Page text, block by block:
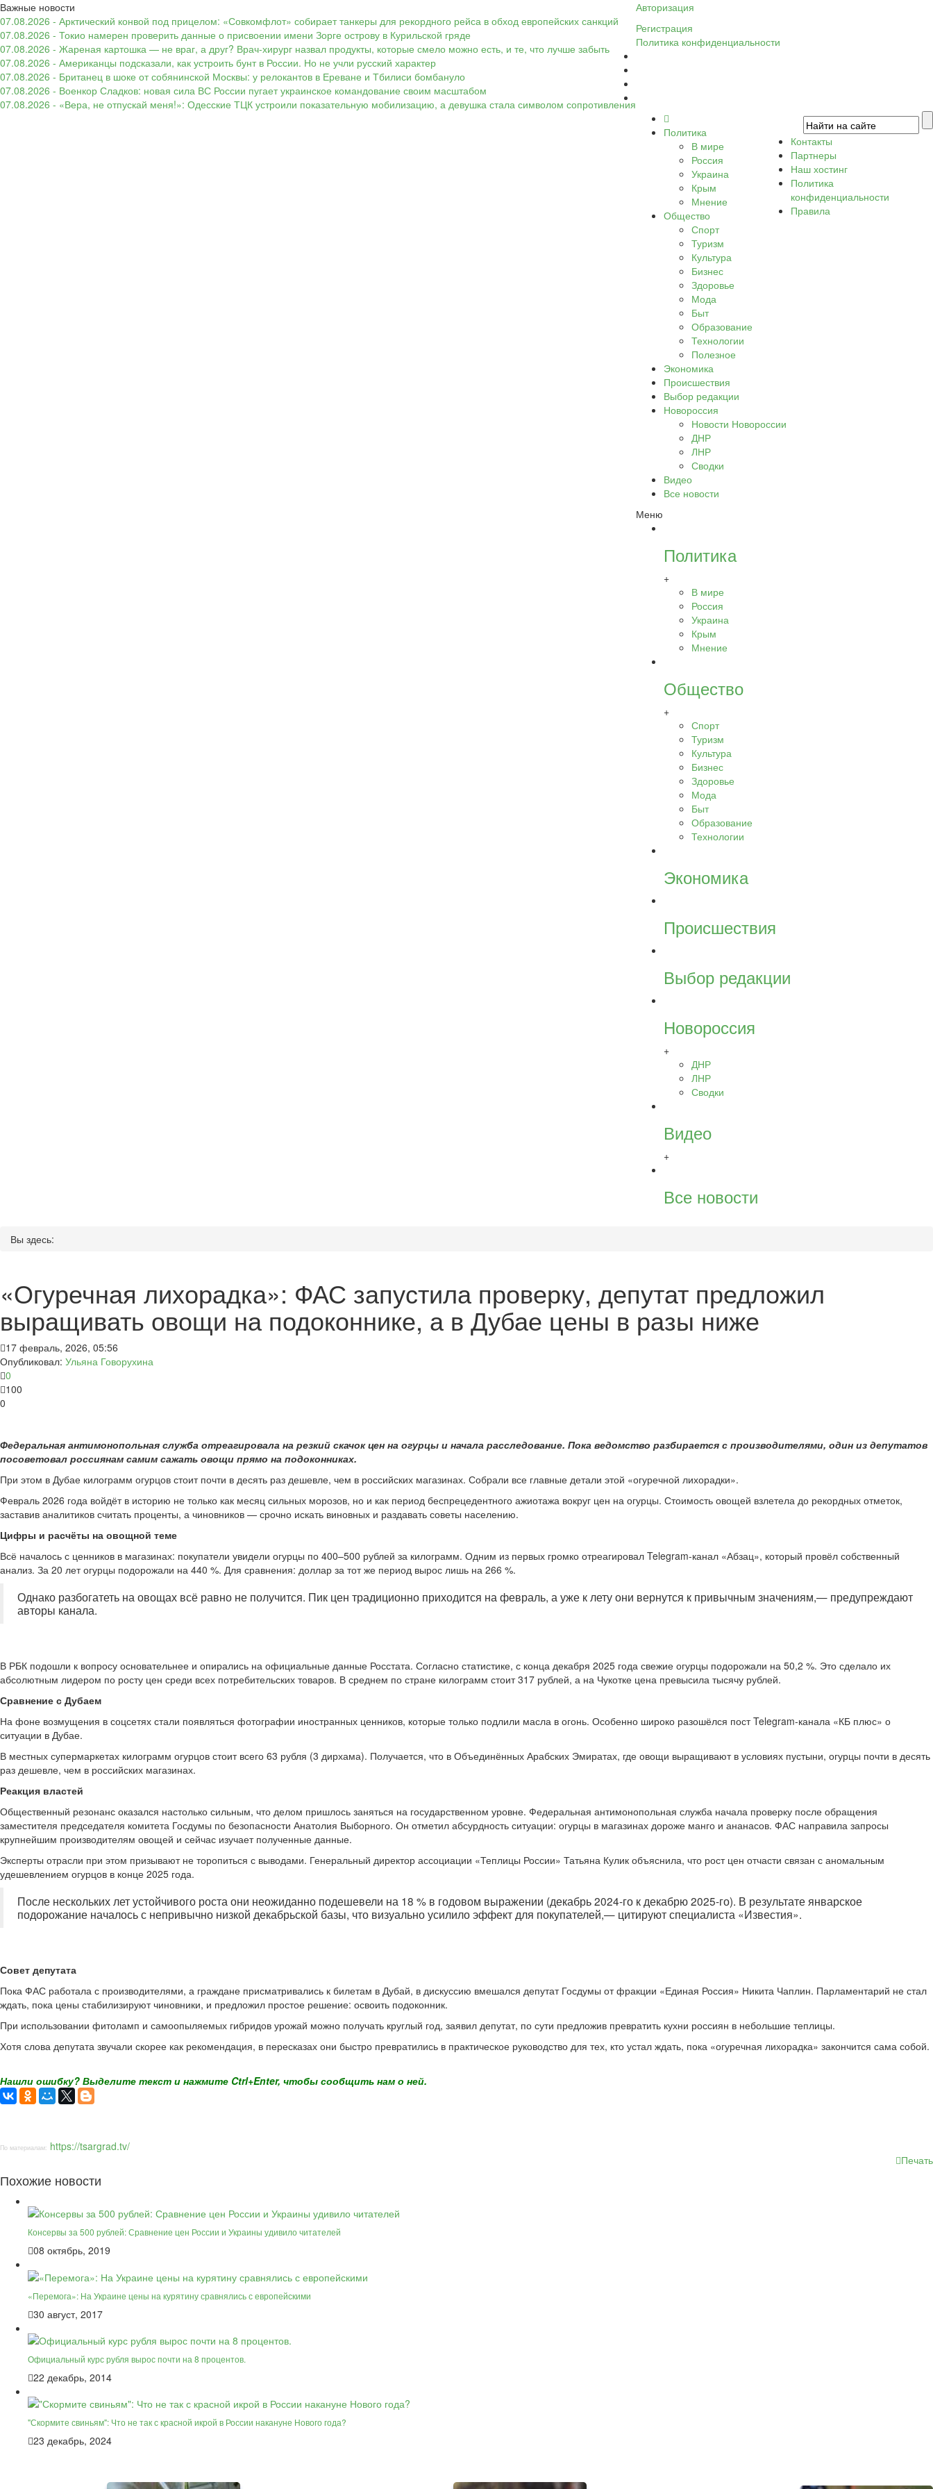
Важные новости
07.08.2026 - Арктический конвой под прицелом: «Совкомфлот» собирает танкеры для рекордного рейса в обход европейских санкций
07.08.2026 - Токио намерен проверить данные о присвоении имени Зорге острову в Курильской гряде
07.08.2026 - Жареная картошка — не враг, а друг? Врач-хирург назвал продукты, которые смело можно есть, и те, что лучше забыть
07.08.2026 - Американцы подсказали, как устроить бунт в России. Но не учли русский характер
07.08.2026 - Британец в шоке от собянинской Москвы: у релокантов в Ереване и Тбилиси бомбануло
07.08.2026 - Военкор Сладков: новая сила ВС России пугает украинское командование своим масштабом
07.08.2026 - «Вера, не отпускай меня!»: Одесские ТЦК устроили показательную мобилизацию, а девушка стала символом сопротивления
Авторизация
Регистрация
Политика конфиденциальности
Политика
В мире
Россия
Украина
Крым
Мнение
Общество
Спорт
Туризм
Культура
Бизнес
Здоровье
Мода
Быт
Образование
Технологии
Полезное
Экономика
Происшествия
Выбор редакции
Новороссия
Новости Новороссии
ДНР
ЛНР
Сводки
Видео
Все новости
Меню
Политика
+
В мире
Россия
Украина
Крым
Мнение
Общество
+
Спорт
Туризм
Культура
Бизнес
Здоровье
Мода
Быт
Образование
Технологии
Экономика
Происшествия
Выбор редакции
Новороссия
+
ДНР
ЛНР
Сводки
Видео
+
Все новости
Контакты
Партнеры
Наш хостинг
Политика
конфиденциальности
Правила
Вы здесь:
«Огуречная лихорадка»: ФАС запустила проверку, депутат предложил
выращивать овощи на подоконнике, а в Дубае цены в разы ниже
17 февраль, 2026, 05:56
Опубликовал: Ульяна Говорухина
0
100
0
Федеральная антимонопольная служба отреагировала на резкий скачок цен на огурцы и начала расследование. Пока ведомство разбирается с производителями, один из депутатов
посоветовал россиянам самим сажать овощи прямо на подоконниках.
При этом в Дубае килограмм огурцов стоит почти в десять раз дешевле, чем в российских магазинах. Собрали все главные детали этой «огуречной лихорадки».
Февраль 2026 года войдёт в историю не только как месяц сильных морозов, но и как период беспрецедентного ажиотажа вокруг цен на огурцы. Стоимость овощей взлетела до рекордных отметок,
заставив аналитиков считать проценты, а чиновников — срочно искать виновных и раздавать советы населению.
Цифры и расчёты на овощной теме
Всё началось с ценников в магазинах: покупатели увидели огурцы по 400–500 рублей за килограмм. Одним из первых громко отреагировал Telegram-канал «Абзац», который провёл собственный
анализ. За 20 лет огурцы подорожали на 440 %. Для сравнения: доллар за тот же период вырос лишь на 266 %.
Однако разбогатеть на овощах всё равно не получится. Пик цен традиционно приходится на февраль, а уже к лету они вернутся к привычным значениям,— предупреждают
авторы канала.
В РБК подошли к вопросу основательнее и опирались на официальные данные Росстата. Согласно статистике, с конца декабря 2025 года свежие огурцы подорожали на 50,2 %. Это сделало их
абсолютным лидером по росту цен среди всех потребительских товаров. В среднем по стране килограмм стоит 317 рублей, а на Чукотке цена превысила тысячу рублей.
Сравнение с Дубаем
На фоне возмущения в соцсетях стали появляться фотографии иностранных ценников, которые только подлили масла в огонь. Особенно широко разошёлся пост Telegram-канала «КБ плюс» о
ситуации в Дубае.
В местных супермаркетах килограмм огурцов стоит всего 63 рубля (3 дирхама). Получается, что в Объединённых Арабских Эмиратах, где овощи выращивают в условиях пустыни, огурцы почти в десять
раз дешевле, чем в российских магазинах.
Реакция властей
Общественный резонанс оказался настолько сильным, что делом пришлось заняться на государственном уровне. Федеральная антимонопольная служба начала проверку после обращения
заместителя председателя комитета Госдумы по безопасности Анатолия Выборного. Он отметил абсурдность ситуации: огурцы в магазинах дороже манго и ананасов. ФАС направила запросы
крупнейшим производителям овощей и сейчас изучает полученные данные.
Эксперты отрасли при этом призывают не торопиться с выводами. Генеральный директор ассоциации «Теплицы России» Татьяна Кулик объяснила, что рост цен отчасти связан с аномальным
удешевлением огурцов в конце 2025 года.
После нескольких лет устойчивого роста они неожиданно подешевели на 18 % в годовом выражении (декабрь 2024-го к декабрю 2025-го). В результате январское
подорожание началось с непривычно низкой декабрьской базы, что визуально усилило эффект для покупателей,— цитируют специалиста «Известия».
Совет депутата
Пока ФАС работала с производителями, а граждане присматривались к билетам в Дубай, в дискуссию вмешался депутат Госдумы от фракции «Единая Россия» Никита Чаплин. Парламентарий не стал
ждать, пока цены стабилизируют чиновники, и предложил простое решение: освоить подоконник.
При использовании фитоламп и самоопыляемых гибридов урожай можно получать круглый год, заявил депутат, по сути предложив превратить кухни россиян в небольшие теплицы.
Хотя слова депутата звучали скорее как рекомендация, в пересказах они быстро превратились в практическое руководство для тех, кто устал ждать, пока «огуречная лихорадка» закончится сама собой.
Нашли ошибку? Выделите текст и нажмите Ctrl+Enter, чтобы сообщить нам о ней.
По материалам: https://tsargrad.tv/
Печать
Похожие новости
Консервы за 500 рублей: Сравнение цен России и Украины удивило читателей
08 октябрь, 2019
«Перемога»: На Украине цены на курятину сравнялись с европейскими
30 август, 2017
Официальный курс рубля вырос почти на 8 процентов.
22 декабрь, 2014
"Скормите свиньям": Что не так с красной икрой в России накануне Нового года?
23 декабрь, 2024